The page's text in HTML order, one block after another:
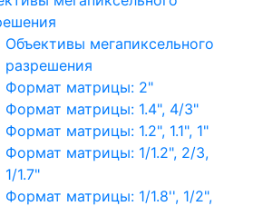
Объективы мегапиксельного
разрешения
Формат матрицы: 2"
Формат матрицы: 1.4", 4/3"
Формат матрицы: 1.2", 1.1", 1"
Формат матрицы: 1/1.2", 2/3,
1/1.7"
Формат матрицы: 1/1.8'', 1/2",